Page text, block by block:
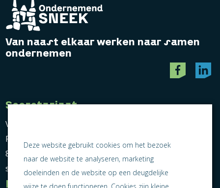
Van naast elkaar werken naar samen
ondernemen
Secretariaat
Vereniging Ondernemend Sneek
Postbus 464
8600 AL Sneek
secretariaat@ondernemendsneek.nl
Informatie
Deze website gebruikt cookies om het bezoek
naar de website te analyseren, marketing
doeleinden en de website op een deugdelijke